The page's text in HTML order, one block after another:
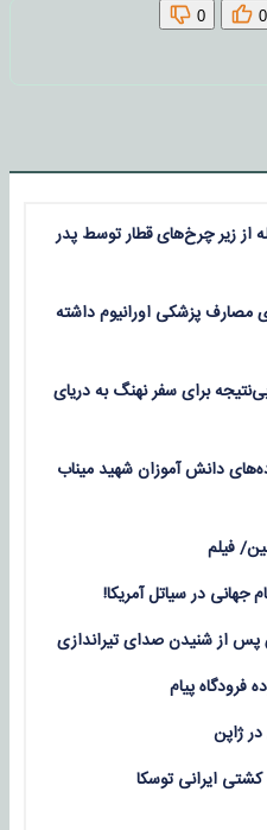
0
0
زیر چرخ‌های قطار توسط پدر
مصارف پزشکی اورانیوم داشته
برای سفر نهنگ به دریای
دانش آموزان شهید میناب
فیلم
جهانی در سیاتل آمریکا!
از شنیدن صدای تیراندازی
فرودگاه پیام
ایرانی توسکا